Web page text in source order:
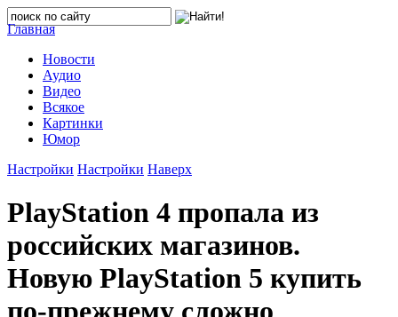
Главная
Новости
Аудио
Видео
Всякое
Картинки
Юмор
Настройки Настройки Наверх
PlayStation 4 пропала из
российских магазинов.
Новую PlayStation 5 купить